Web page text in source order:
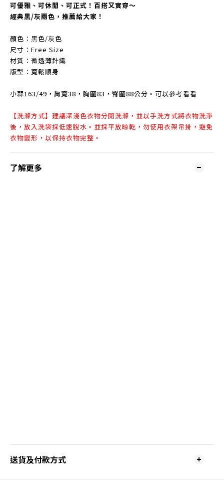
可優雅、可休閒、可正式！百搭又實穿～
經典黑/灰兩色，推薦給大家！
顏色：黑色/灰色
尺寸：Free Size
材質：微透薄針織
版型：寬鬆順身
小蒜163/49，肩寬38，胸圍83，臀圍88公分。可以參考看看
【洗滌方式】建議深淺色衣物分開洗滌，並以手洗方式將衣物洗淨
後，放入洗袋採低速脫水。並採平放晾乾，勿使用衣架吊掛，避免
衣物變形，以保持衣物完整。
了解更多
送貨及付款方式